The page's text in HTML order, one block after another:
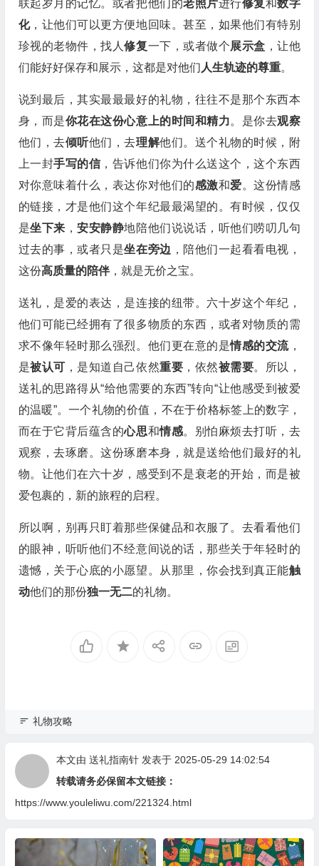
联起岁月的记忆。或者把他们的老照片进行修复和数字
化，让他们可以更方便地回味。甚至，如果他们有特别
珍视的老物件，找人修复一下，或者做个展示盒 ，让他
们能好好保存和展示，这都是对他们 人生轨迹的尊重。
说到最后，其实最最最好的礼物，往往不是那个东西本
身，而是你花在这份心意上的时间和精力。是你去观察
他们，去倾听他们，去理解他们。送个礼物的时候，附
上一封手写的信，告诉他们你为什么送这个，这个东西
对你意味着什么，表达你对他们的感激和爱。这份情感
的链接，才是他们这个年纪最最渴望的。有时候，仅仅
是坐下来 ，安安静静地陪他们说说话，听他们唠叨几句
过去的事，或者只是坐在旁边 ，陪他们一起看看电视，
这份高质量的陪伴，就是无价之宝。
送礼，是爱的表达，是连接的纽带。六十岁这个年纪，
他们可能已经拥有了很多物质的东西，或者对物质的需
求不像年轻时那么强烈。他们更在意的是情感的交流，
是被认可 ，是知道自己依然重要 ，依然被需要。所以，
送礼的思路得从“给他需要的东西”转向“让他感受到被爱
的温暖”。一个礼物的价值，不在于价格标签上的数字，
而在于它背后蕴含的心思和情感。别怕麻烦去打听，去
观察，去琢磨。这份琢磨本身，就是送给他们最好的礼
物。让他们在六十岁，感受到不是衰老的开始，而是被
爱包裹的，新的旅程的启程。
所以啊，别再只盯着那些保健品和衣服了。去看看他们
的眼神，听听他们不经意间说的话，那些关于年轻时的
遗憾，关于心底的小愿望。从那里，你会找到真正能触
动他们的那份独一无二的礼物。
礼物攻略
本文由 送礼指南针发表于 2025-05-29 14:02:54
转载请务必保留本文链接：
https://www.youleliwu.com/221324.html